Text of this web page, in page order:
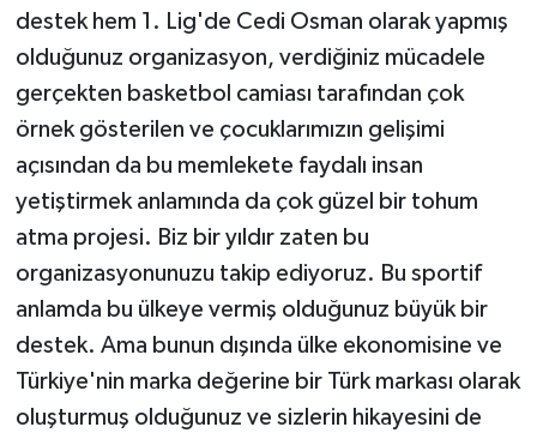
destek hem 1. Lig'de Cedi Osman olarak yapmış
olduğunuz organizasyon, verdiğiniz mücadele
gerçekten basketbol camiası tarafından çok
örnek gösterilen ve çocuklarımızın gelişimi
açısından da bu memlekete faydalı insan
yetiştirmek anlamında da çok güzel bir tohum
atma projesi. Biz bir yıldır zaten bu
organizasyonunuzu takip ediyoruz. Bu sportif
anlamda bu ülkeye vermiş olduğunuz büyük bir
destek. Ama bunun dışında ülke ekonomisine ve
Türkiye'nin marka değerine bir Türk markası olarak
oluşturmuş olduğunuz ve sizlerin hikayesini de